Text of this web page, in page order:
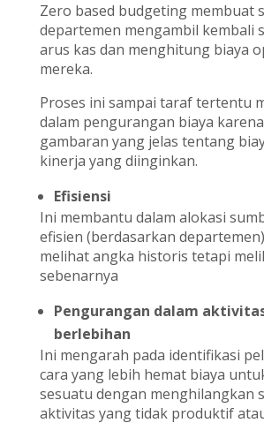
Zero based budgeting membuat
departemen mengambil kembali
arus kas dan menghitung biaya
mereka.
Proses ini sampai taraf tertentu
dalam pengurangan biaya
gambaran yang jelas tentang
kinerja yang diinginkan.
Efisiensi
Ini membantu dalam alokasi
efisien (berdasarkan
melihat angka historis tetapi
sebenarnya
Pengurangan dalam
berlebihan
Ini mengarah pada identifikasi
cara yang lebih hemat biaya
sesuatu dengan menghilangkan
aktivitas yang tidak produktif